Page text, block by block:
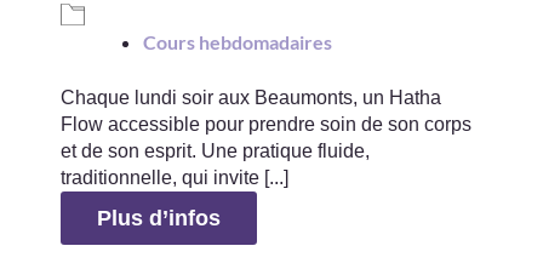
Cours hebdomadaires
Chaque lundi soir aux Beaumonts, un Hatha
Flow accessible pour prendre soin de son corps
et de son esprit. Une pratique fluide,
traditionnelle, qui invite [...]
Plus d’infos